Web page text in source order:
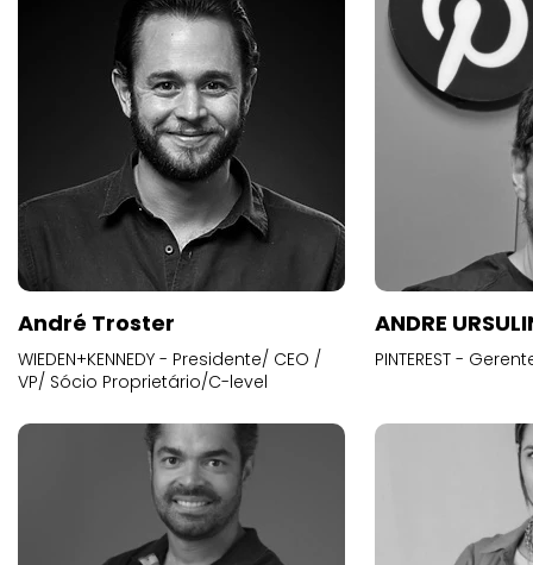
André Troster
WIEDEN+KENNEDY - Presidente/ CEO /
VP/ Sócio Proprietário/C-level
ANDRE
PINTEREST -